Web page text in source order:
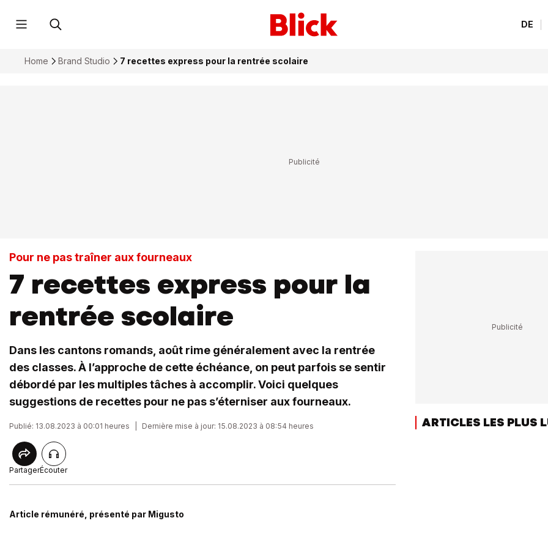
DE
Home Brand Studio 7 recettes express pour la rentrée scolaire
Pour ne pas traîner aux fourneaux
7 recettes express pour la
rentrée scolaire
Dans les cantons romands, août rime généralement avec la rentrée
des classes. À l’approche de cette échéance, on peut parfois se sentir
débordé par les multiples tâches à accomplir. Voici quelques
suggestions de recettes pour ne pas s’éterniser aux fourneaux.
Publié: 13.08.2023 à 00:01 heures Dernière mise à jour: 15.08.2023 à 08:54 heures
PartagerÉcouter
Article rémunéré, présenté par Migusto
ARTICLES LES PLUS